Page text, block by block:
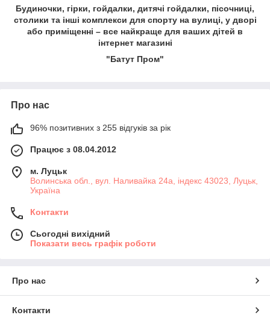
Будиночки, гірки, гойдалки, дитячі гойдалки, пісочниці,
столики та інші комплекси для спорту на вулиці, у дворі
або приміщенні – все найкраще для ваших дітей в
інтернет магазині
"Батут Пром"
Про нас
96% позитивних з 255 відгуків за рік
Працює з 08.04.2012
м. Луцьк
Волинська обл., вул. Наливайка 24а, індекс 43023, Луцьк,
Україна
Контакти
Сьогодні вихідний
Показати весь графік роботи
Про нас
Контакти